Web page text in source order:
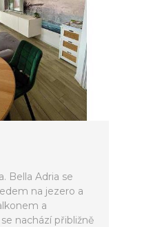
Bella Adria se
na jezero a
a
nachází přibližně